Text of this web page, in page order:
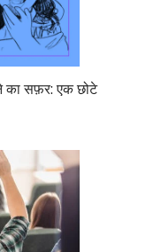
का सफ़र: एक छोटे